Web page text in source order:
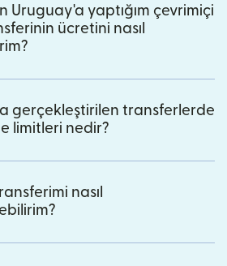
Uruguay'a yaptığım çevrimiçi
ücretini nasıl
gerçekleştirilen transferlerde
limitleri nedir?
nasıl